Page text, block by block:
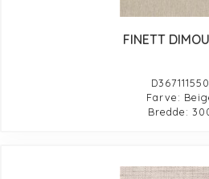
FINETT
D367111550
Farve:
Bredde: